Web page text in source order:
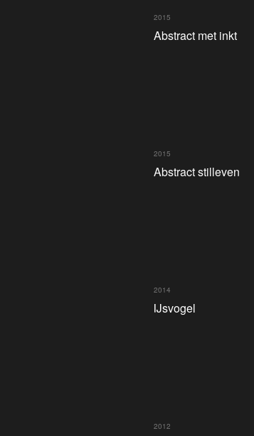
Abstract met inkt
2015
Abstract stilleven
2015
IJsvogel
2014
2012